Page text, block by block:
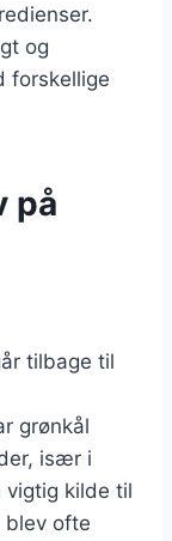
og
forskellige
på
tilbage til
grønkål
især i
vigtig kilde til
blev ofte